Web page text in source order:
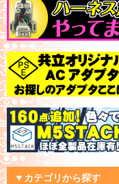
▼カテゴリから探す